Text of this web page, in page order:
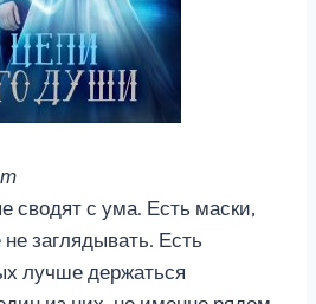
сводят с ума. Есть маски,
заглядывать. Есть
лучше держаться